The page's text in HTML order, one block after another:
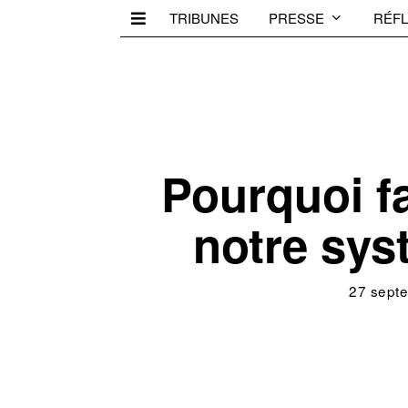
TRIBUNES PRESSE
Pourquoi
notre
27